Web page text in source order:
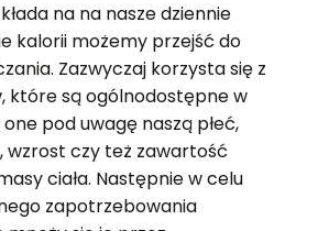
na na nasze dziennie
kalorii możemy przejść do
Zazwyczaj korzysta się z
które są ogólnodostępne w
pod uwagę naszą płeć,
wzrost czy też zawartość
ciała. Następnie w celu
zapotrzebowania